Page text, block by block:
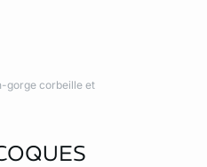
gorge corbeille et